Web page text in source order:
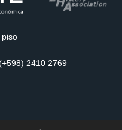
Latina
Española de
Empresas
piso
2410 2769